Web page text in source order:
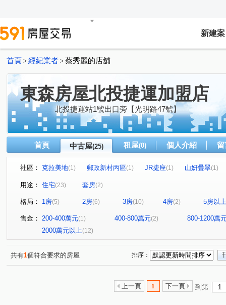
新建案
首頁 > 經紀業者 > 蔡秀麗的店舖
東森房屋北投捷運加盟店
北投捷運站1號出口旁【光明路47號】
首頁 中古屋(25) 租屋(0) 個人介紹
社區： 克拉美地(1) 郵政新村丙區(1) JR捷座(1) 山妍疊翠(1)
環遊郡覓風區-大地之子翠山居大樓區
凌霄大樓
光明路 杏林二路 市民大道四段(1)
建國南路一段(1) 中和街(2) 大屯路 和平西路三段(1)
溫泉路(4) 大同街
文化三路(1) 福港街(1) 新民路(1)
用途： 住宅(23) 套房(2)
格局： 1房(5) 2房(6) 3房(10) 4房(2) 5房以上
售金： 200-400萬元(1) 400-800萬元(2)
800-1200萬
2000萬元以上(12)
共有1個符合要求的房屋 排序：
上一頁 1 下一頁 到第